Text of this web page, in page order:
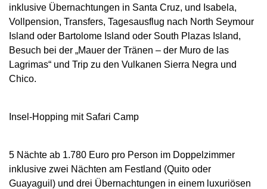
inklusive Übernachtungen in Santa Cruz, und Isabela,
Vollpension, Transfers, Tagesausflug nach North Seymour
Island oder Bartolome Island oder South Plazas Island,
Besuch bei der „Mauer der Tränen – der Muro de las
Lagrimas“ und Trip zu den Vulkanen Sierra Negra und
Chico.
Insel-Hopping mit Safari Camp
5 Nächte ab 1.780 Euro pro Person im Doppelzimmer
inklusive zwei Nächten am Festland (Quito oder
Guayaguil) und drei Übernachtungen in einem luxuriösen